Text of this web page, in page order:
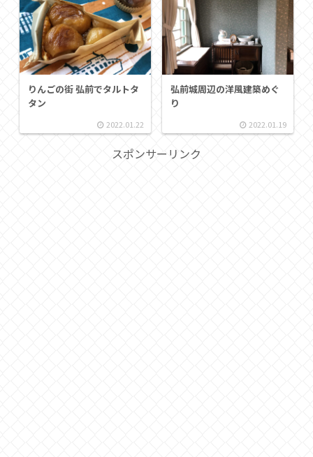
りんごの街 弘前でタルトタ
タン
2022.01.22
弘前城周辺の洋風建築めぐ
り
2022.01.19
スポンサーリンク